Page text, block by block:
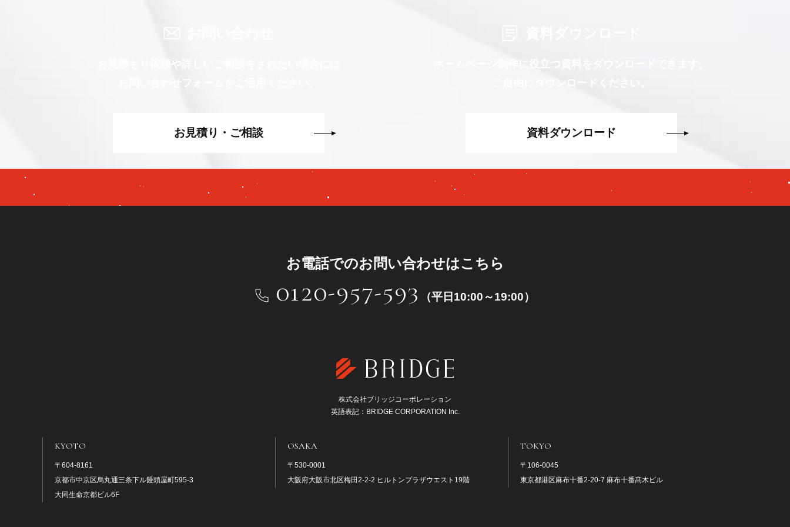
お問い合わせフォームをご活用ください。
お見積り・ご相談 資料ダウンロード
お電話でのお問い合わせはこちら
0120-957-593 （平日10:00～19:00）
株式会社ブリッジコーポレーション
英語表記：BRIDGE CORPORATION Inc.
KYOTO
〒604-8161
京都市中京区烏丸通三条下ル饅頭屋町595-3
大同生命京都ビル6F
OSAKA
〒530-0001
大阪府大阪市北区梅田2-2-2 ヒルトンプラザウエスト19階
TOKYO
〒106-0045
東京都港区麻布十番2-20-7 麻布十番髙木ビル